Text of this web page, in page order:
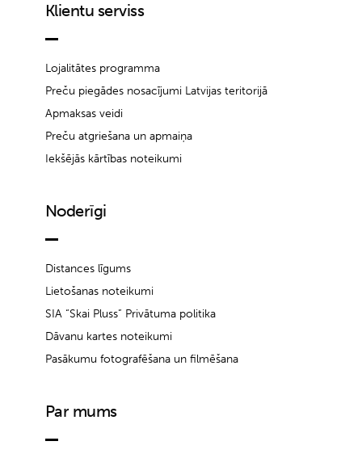
Klientu serviss
Lojalitātes programma
Preču piegādes nosacījumi Latvijas teritorijā
Apmaksas veidi
Preču atgriešana un apmaiņa
Iekšējās kārtības noteikumi
Noderīgi
Distances līgums
Lietošanas noteikumi
SIA “Skai Pluss” Privātuma politika
Dāvanu kartes noteikumi
Pasākumu fotografēšana un filmēšana
Par mums